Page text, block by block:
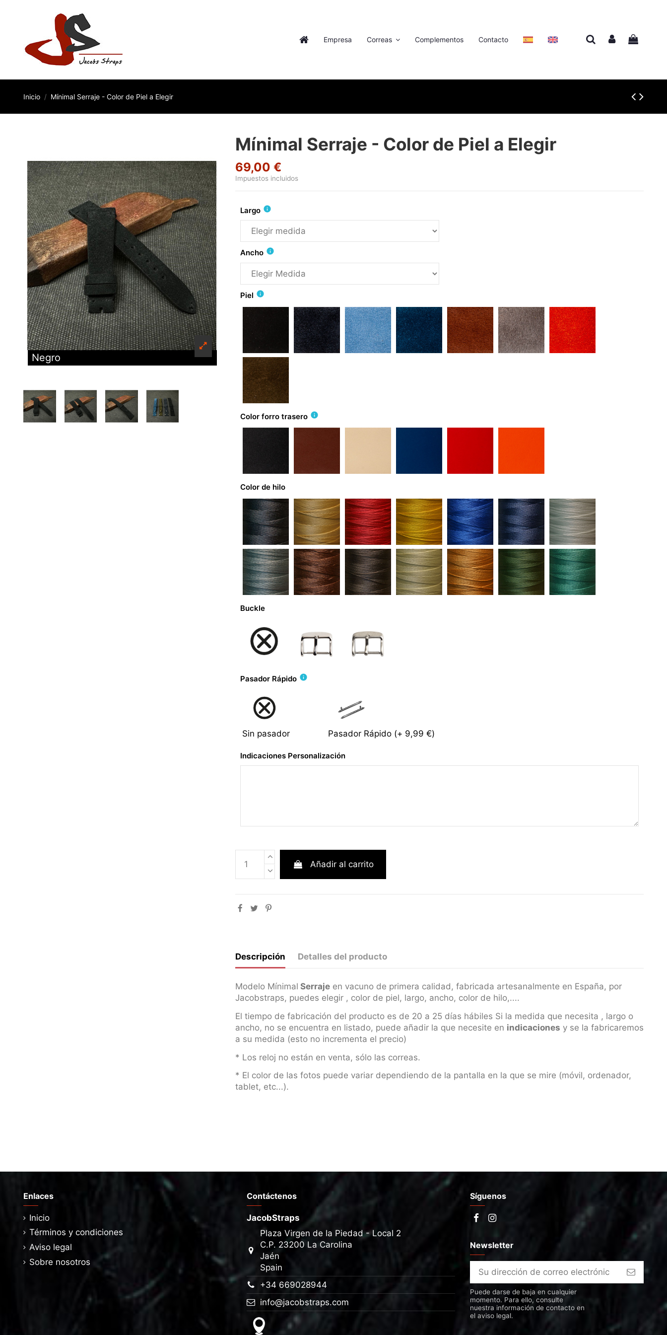
Empresa Correas Complementos Contacto
Inicio Mínimal Serraje - Color de Piel a Elegir
Negro
Mínimal Serraje - Color de Piel a Elegir
69,00 €
Impuestos incluidos
Largo info
Ancho info
Piel info
Color forro trasero info
Color de hilo
Buckle
Pasador Rápido info
Sin pasador Pasador Rápido (+ 9,99 €)
Indicaciones Personalización
Añadir al carrito
Descripción Detalles del producto
Modelo Mínimal Serrajeen vacuno de primera calidad, fabricada artesanalmente en España, por
Jacobstraps, puedes elegir , color de piel, largo, ancho, color de hilo,....
El tiempo de fabricación del producto es de 20 a 25 días hábiles Si la medida que necesita , largo o
ancho, no se encuentra en listado, puede añadir la que necesite en indicaciones y se la fabricaremos
a su medida (esto no incrementa el precio)
* Los reloj no están en venta, sólo las correas.
* El color de las fotos puede variar dependiendo de la pantalla en la que se mire (móvil, ordenador,
tablet, etc...).
Enlaces
Inicio
Términos y condiciones
Aviso legal
Sobre nosotros
Contáctenos
JacobStraps
Plaza Virgen de la Piedad - Local 2
C.P. 23200 La Carolina
Jaén
Spain
+34 669028944
info@jacobstraps.com
Síguenos
Newsletter
Puede darse de baja en cualquier
momento. Para ello, consulte
nuestra información de contacto en
el aviso legal.